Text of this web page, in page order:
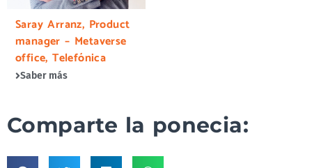
Saray Arranz, Product
manager – Metaverse
office, Telefónica
Saber más
Comparte la ponecia: